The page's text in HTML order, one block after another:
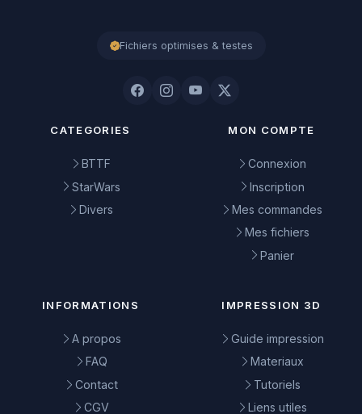
Fichiers optimises & testes
CATEGORIES
BTTF
StarWars
Divers
MON COMPTE
Connexion
Inscription
Mes commandes
Mes fichiers
Panier
INFORMATIONS
A propos
FAQ
Contact
CGV
IMPRESSION 3D
Guide impression
Materiaux
Tutoriels
Liens utiles